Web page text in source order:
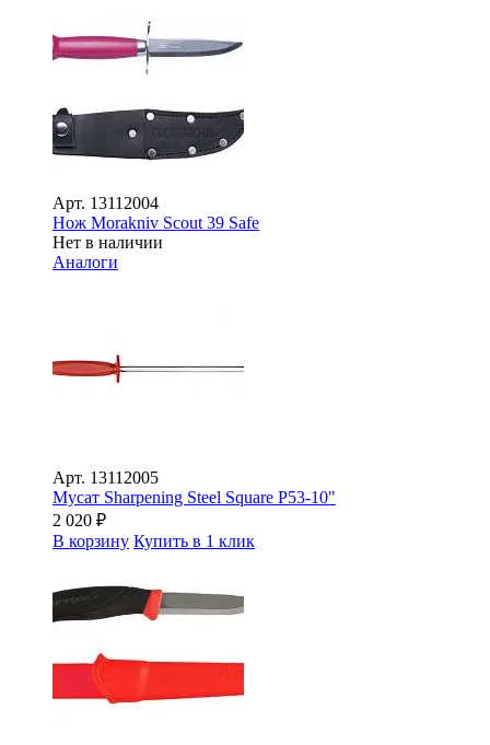
Арт. 13112004
Нож Morakniv Scout 39 Safe
Нет в наличии
Аналоги
Арт. 13112005
Мусат Sharpening Steel Square P53-10"
2 020 ₽
В корзину Купить в 1 клик